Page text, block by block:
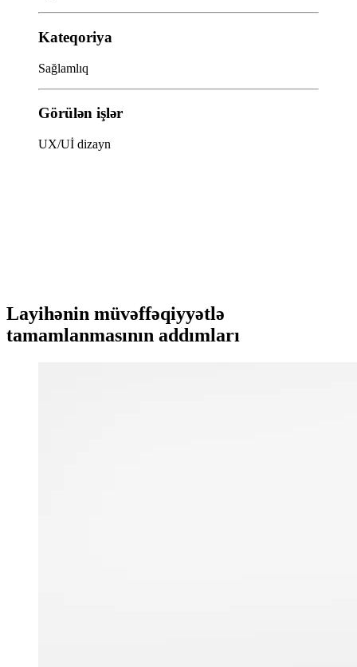
Kateqoriya
Sağlamlıq
Görülən işlər
UX/Uİ dizayn
Layihənin müvəffəqiyyətlə
tamamlanmasının addımları